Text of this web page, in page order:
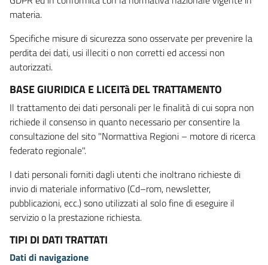
materia.
Specifiche misure di sicurezza sono osservate per prevenire la
perdita dei dati, usi illeciti o non corretti ed accessi non
autorizzati.
BASE GIURIDICA E LICEITà DEL TRATTAMENTO
Il trattamento dei dati personali per le finalità di cui sopra non
richiede il consenso in quanto necessario per consentire la
consultazione del sito "Normattiva Regioni – motore di ricerca
federato regionale".
I dati personali forniti dagli utenti che inoltrano richieste di
invio di materiale informativo (Cd–rom, newsletter,
pubblicazioni, ecc.) sono utilizzati al solo fine di eseguire il
servizio o la prestazione richiesta.
TIPI DI DATI TRATTATI
Dati di navigazione